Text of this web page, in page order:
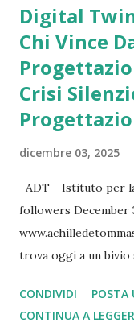
Digital
Chi Vince
Crisi
dicembre 03, 2025
ADT - Istituto per
followers December
trova oggi a un bivio
sull'innovazione, si
tradizionale basato
CONDIVIDI
POSTA
CONTINUA A